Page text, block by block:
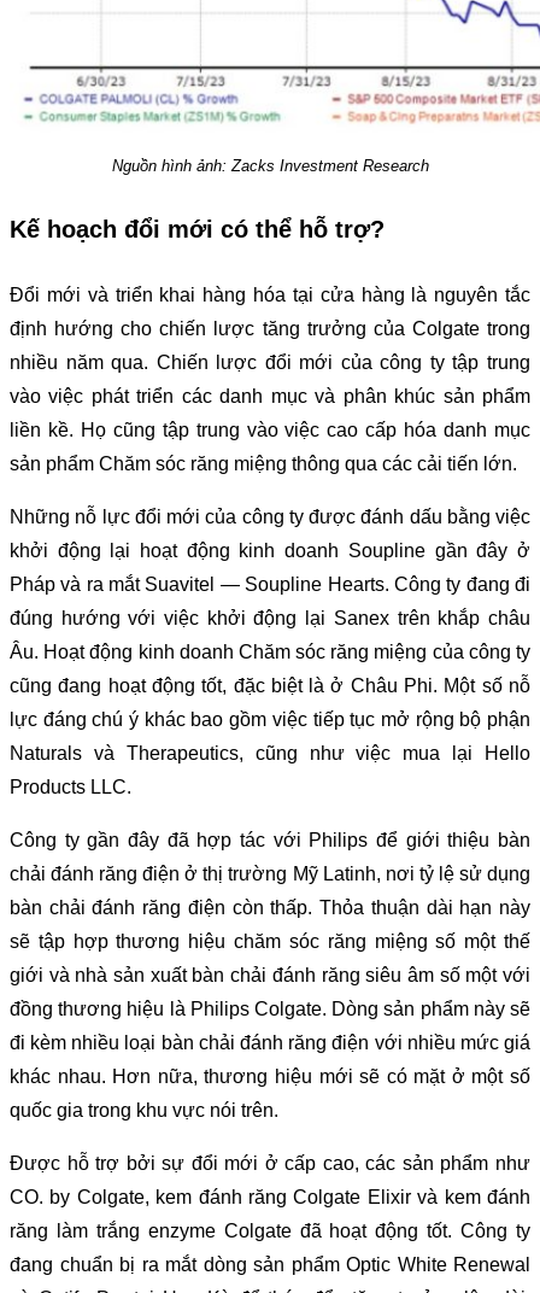
Nguồn hình ảnh: Zacks Investment Research
Kế hoạch đổi mới có thể hỗ trợ?
Đổi mới và triển khai hàng hóa tại cửa hàng là nguyên tắc
định hướng cho chiến lược tăng trưởng của Colgate trong
nhiều năm qua. Chiến lược đổi mới của công ty tập trung
vào việc phát triển các danh mục và phân khúc sản phẩm
liền kề. Họ cũng tập trung vào việc cao cấp hóa danh mục
sản phẩm Chăm sóc răng miệng thông qua các cải tiến lớn.
Những nỗ lực đổi mới của công ty được đánh dấu bằng việc
khởi động lại hoạt động kinh doanh Soupline gần đây ở
Pháp và ra mắt Suavitel — Soupline Hearts. Công ty đang đi
đúng hướng với việc khởi động lại Sanex trên khắp châu
Âu. Hoạt động kinh doanh Chăm sóc răng miệng của công ty
cũng đang hoạt động tốt, đặc biệt là ở Châu Phi. Một số nỗ
lực đáng chú ý khác bao gồm việc tiếp tục mở rộng bộ phận
Naturals và Therapeutics, cũng như việc mua lại Hello
Products LLC.
Công ty gần đây đã hợp tác với Philips để giới thiệu bàn
chải đánh răng điện ở thị trường Mỹ Latinh, nơi tỷ lệ sử dụng
bàn chải đánh răng điện còn thấp. Thỏa thuận dài hạn này
sẽ tập hợp thương hiệu chăm sóc răng miệng số một thế
giới và nhà sản xuất bàn chải đánh răng siêu âm số một với
đồng thương hiệu là Philips Colgate. Dòng sản phẩm này sẽ
đi kèm nhiều loại bàn chải đánh răng điện với nhiều mức giá
khác nhau. Hơn nữa, thương hiệu mới sẽ có mặt ở một số
quốc gia trong khu vực nói trên.
Được hỗ trợ bởi sự đổi mới ở cấp cao, các sản phẩm như
CO. by Colgate, kem đánh răng Colgate Elixir và kem đánh
răng làm trắng enzyme Colgate đã hoạt động tốt. Công ty
đang chuẩn bị ra mắt dòng sản phẩm Optic White Renewal